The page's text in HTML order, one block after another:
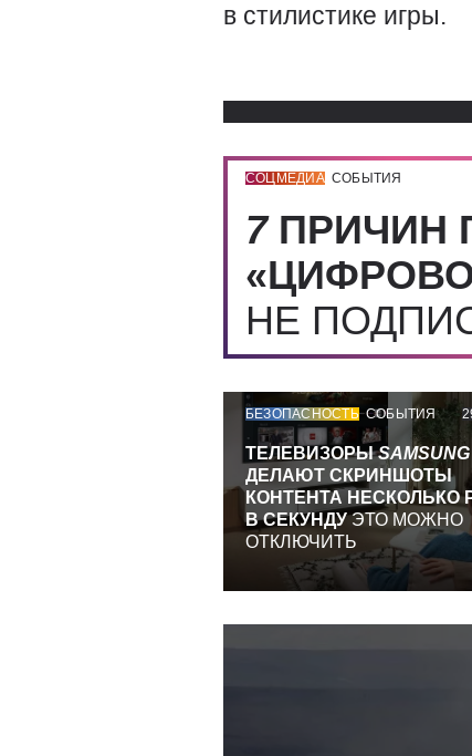
в стилистике игры.
СОЦМЕДИА СОБЫТИЯ
7 ПРИЧИН
НЕ
БЕЗОПАСНОСТЬ СОБЫТИЯ
ТЕЛЕВИЗОРЫSAMSUNG
ДЕЛАЮТ СКРИНШОТЫ
КОНТЕНТА НЕСКОЛЬКО
В СЕКУНДУЭТО МОЖНО
ОТКЛЮЧИТЬ